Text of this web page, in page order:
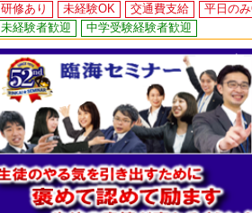
研修あり 未経験OK 交通費支給 平日の
未経験者歓迎
中学受験経験者歓迎